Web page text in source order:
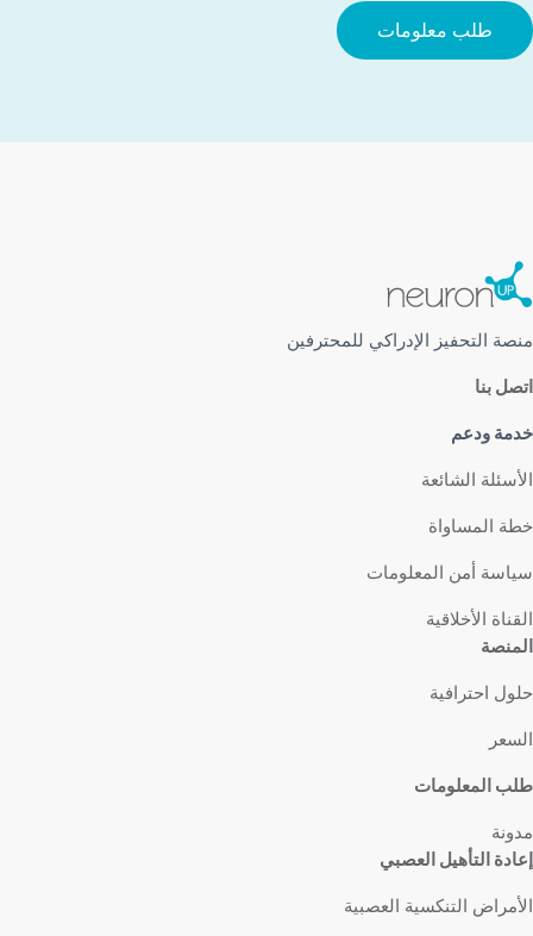
طلب معلومات
منصة التحفيز الإدراكي للمحترفين
اتصل بنا
خدمة ودعم
الأسئلة الشائعة
خطة المساواة
سياسة أمن المعلومات
القناة الأخلاقية
المنصة
حلول احترافية
السعر
طلب المعلومات
مدونة
إعادة التأهيل العصبي
الأمراض التنكسية العصبية